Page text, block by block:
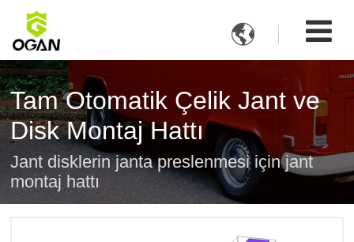

Tam Otomatik Çelik Jant ve
Disk Montaj Hattı
Jant disklerin janta preslenmesi için jant
montaj hattı